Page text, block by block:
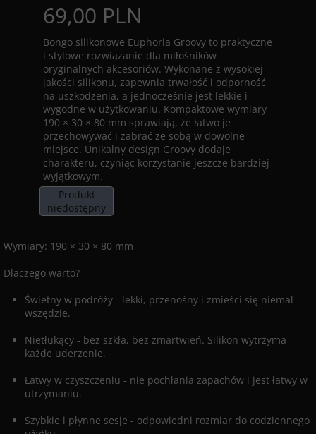
Produkt
niedostępny
Bongo silikonowe Euphoria Groovy to praktyczne
i stylowe rozwiązanie dla miłośników
oryginalnych akcesoriów. Wykonane z wysokiej
jakości silikonu, zapewnia trwałość i odporność
na uszkodzenia, a jednocześnie jest lekkie i
wygodne w użytkowaniu. Kompaktowe wymiary
190 × 30 × 80 mm sprawiają, że łatwo je
przechowywać i zabrać ze sobą w dowolne
miejsce. Unikalny design Groovy dodaje
charakteru, czyniąc korzystanie jeszcze bardziej
wyjątkowym.
69,00 PLN
Wymiary: 190 × 30 × 80 mm
Dlaczego warto?
Świetny w podróży - lekki, przenośny i zmieści się niemal
wszędzie.
Nietłukący - bez szkła, bez zmartwień. Silikon wytrzyma
każde uderzenie.
Łatwy w czyszczeniu - nie pochłania zapachów i jest łatwy w
utrzymaniu.
Szybkie i płynne sesje - odpowiedni rozmiar do codziennego